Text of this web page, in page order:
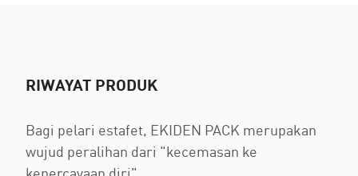
RIWAYAT PRODUK
Bagi pelari estafet, EKIDEN PACK merupakan
wujud peralihan dari "kecemasan ke